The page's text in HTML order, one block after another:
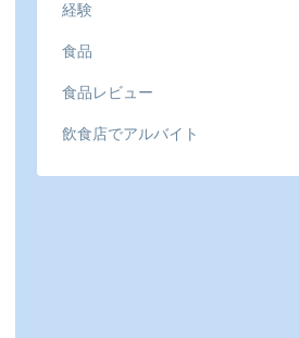
経験
食品
食品レビュー
飲食店でアルバイト